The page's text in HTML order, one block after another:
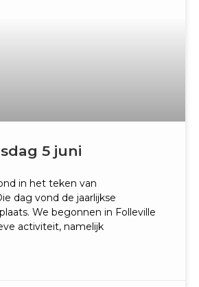
5 juni
in het teken van
dag vond de jaarlijkse
We begonnen in Folleville
activiteit, namelijk